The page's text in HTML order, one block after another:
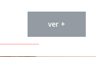
ver +